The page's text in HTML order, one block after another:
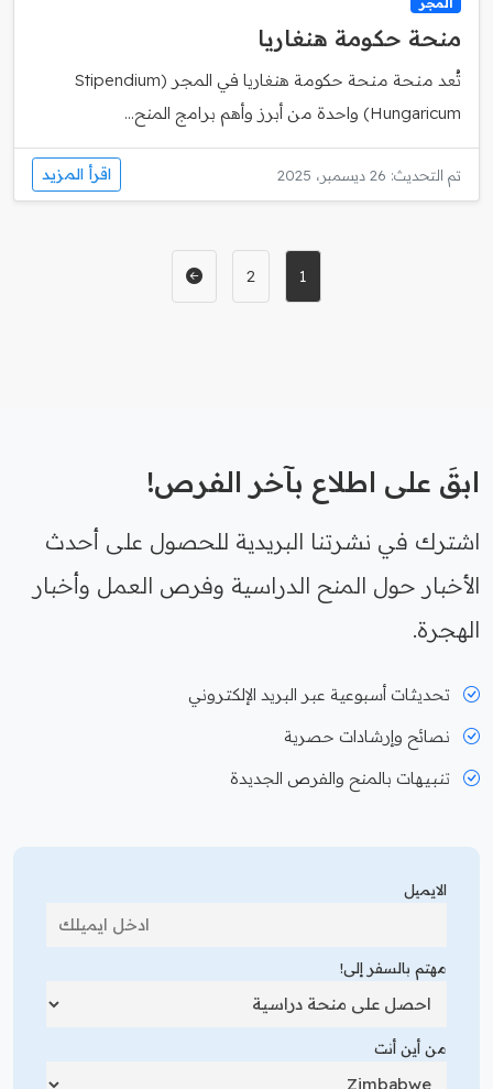
منحة حكومة هنغاريا
تُعد منحة منحة حكومة هنغاريا في المجر (Stipendium
Hungaricum) واحدة من أبرز وأهم برامج المنح...
تم التحديث: 26 ديسمبر، 2025 اقرأ المزيد
1
2
ابقَ على اطلاع بآخر الفرص!
اشترك في نشرتنا البريدية للحصول على أحدث
الأخبار حول المنح الدراسية وفرص العمل وأخبار
الهجرة.
تحديثات أسبوعية عبر البريد الإلكتروني
نصائح وإرشادات حصرية
تنبيهات بالمنح والفرص الجديدة
الايميل
مهتم بالسفر إلى!
من أين أنت